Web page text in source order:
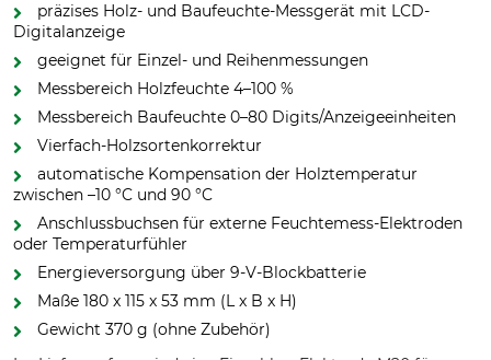
präzises Holz- und Baufeuchte-Messgerät mit LCD-
Digitalanzeige
geeignet für Einzel- und Reihenmessungen
Messbereich Holzfeuchte 4–100 %
Messbereich Baufeuchte 0–80 Digits/Anzeigeeinheiten
Vierfach-Holzsortenkorrektur
automatische Kompensation der Holztemperatur
zwischen –10 °C und 90 °C
Anschlussbuchsen für externe Feuchtemess-Elektroden
oder Temperaturfühler
Energieversorgung über 9-V-Blockbatterie
Maße 180 x 115 x 53 mm (L x B x H)
Gewicht 370 g (ohne Zubehör)